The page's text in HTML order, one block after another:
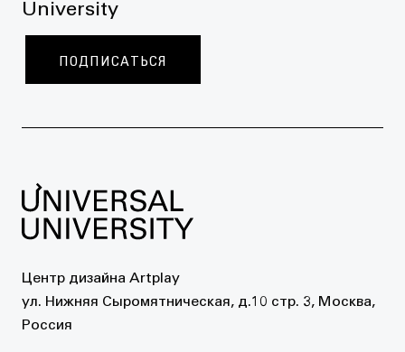
University
ПОДПИСАТЬСЯ
Центр дизайна Artplay
ул. Нижняя Сыромятническая, д.10 стр. 3, Москва,
Россия